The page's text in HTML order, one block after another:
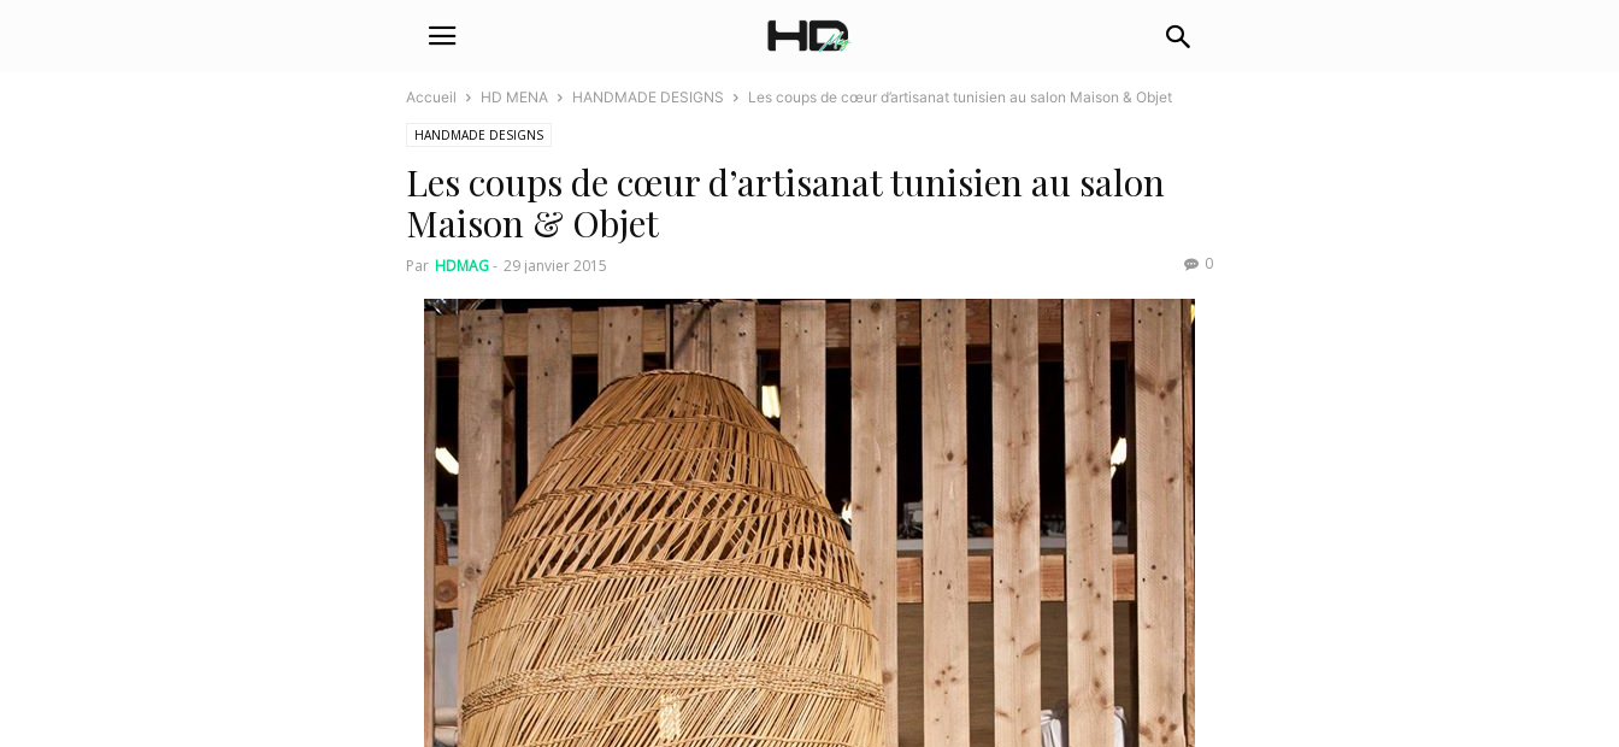
Accueil HD MENA HANDMADE DESIGNS Les coups de cœur d’artisanat tunisien au salon Maison & Objet
HANDMADE DESIGNS
Les coups de cœur d’artisanat tunisien au salon
Maison & Objet
Par HDMAG- 29 janvier 2015 0